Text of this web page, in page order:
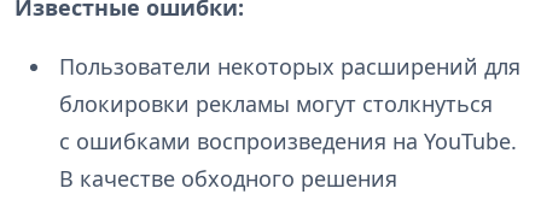
Известные ошибки:
Пользователи некоторых расширений для
блокировки рекламы могут столкнуться
с ошибками воспроизведения на YouTube.
В качестве обходного решения